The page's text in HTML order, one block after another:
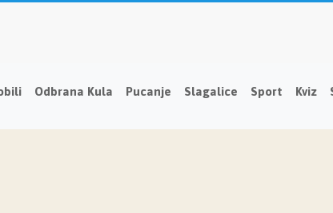
Odbrana Kula Pucanje Slagalice Sport Kviz